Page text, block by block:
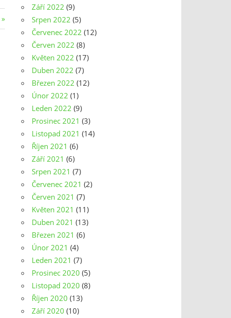
Září 2022 (9)
Srpen 2022 (5)
Červenec 2022 (12)
Červen 2022 (8)
Květen 2022 (17)
Duben 2022 (7)
Březen 2022 (12)
Únor 2022 (1)
Leden 2022 (9)
Prosinec 2021 (3)
Listopad 2021 (14)
Říjen 2021 (6)
Září 2021 (6)
Srpen 2021 (7)
Červenec 2021 (2)
Červen 2021 (7)
Květen 2021 (11)
Duben 2021 (13)
Březen 2021 (6)
Únor 2021 (4)
Leden 2021 (7)
Prosinec 2020 (5)
Listopad 2020 (8)
Říjen 2020 (13)
Září 2020 (10)